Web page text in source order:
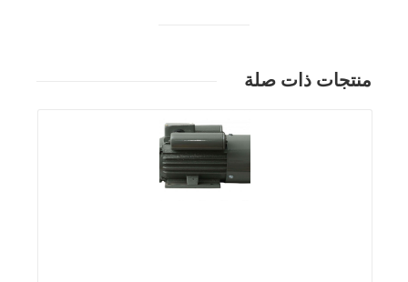
منتجات ذات صلة